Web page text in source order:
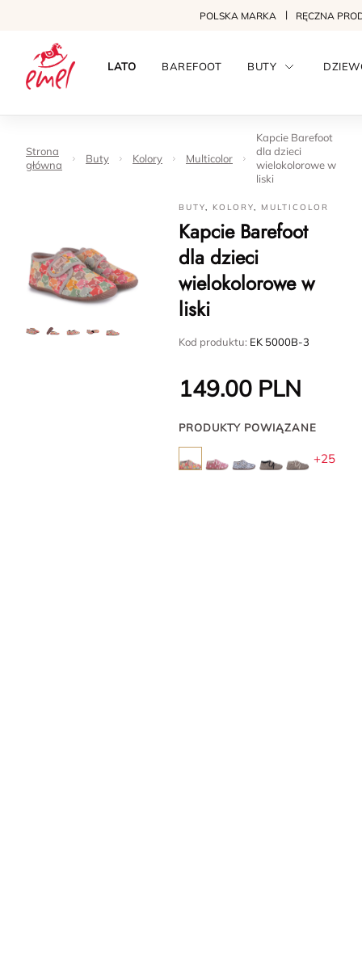
POLSKA MARKA RĘCZNA
LATO BAREFOOT BUTY
Strona
główna
Buty Kolory Multicolor
Kapcie Barefoot
dla dzieci
wielokolorowe w
liski
BUTY, KOLORY, MULTICOLOR
Kapcie Barefoot
dla dzieci
wielokolorowe w
liski
Kod produktu: EK 5000B-3
149.00 PLN
PRODUKTY POWIĄZANE
+25